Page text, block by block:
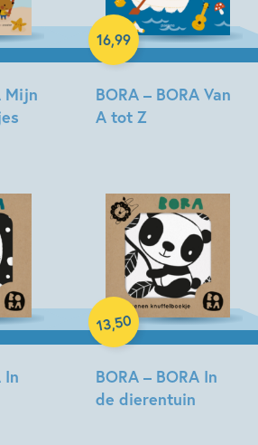
Mijn
BORA – BORA Van
A tot Z
Leijgraaf
16,99
In
BORA – BORA In
de dierentuin
13,50
Hardcover